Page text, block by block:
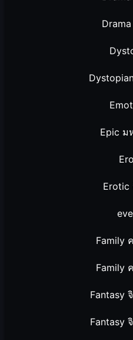
Epic ม
Erotic
Family
Family
Fantasy
Fantasy